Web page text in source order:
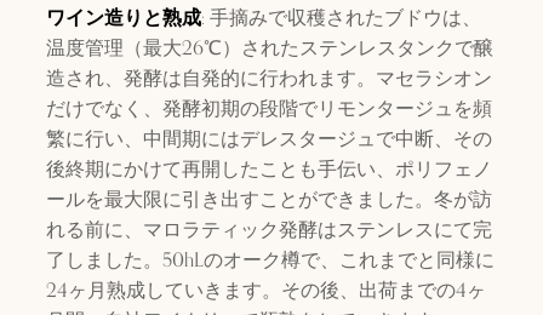
ワイン造りと熟成: 手摘みで収穫されたブドウは、
温度管理（最大26℃）されたステンレスタンクで醸
造され、発酵は自発的に行われます。マセラシオン
だけでなく、発酵初期の段階でリモンタージュを頻
繁に行い、中間期にはデレスタージュで中断、その
後終期にかけて再開したことも手伝い、ポリフェノ
ールを最大限に引き出すことができました。冬が訪
れる前に、マロラティック発酵はステンレスにて完
了しました。50hLのオーク樽で、これまでと同様に
24ヶ月熟成していきます。その後、出荷までの4ヶ